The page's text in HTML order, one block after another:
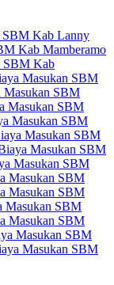
SBM Kab Lanny
Kab Mamberamo
SBM Kab
Masukan SBM
Masukan SBM
Masukan SBM
Masukan SBM
Masukan SBM
Masukan SBM
Masukan SBM
Masukan SBM
Masukan SBM
Masukan SBM
Masukan SBM
Masukan SBM
Masukan SBM